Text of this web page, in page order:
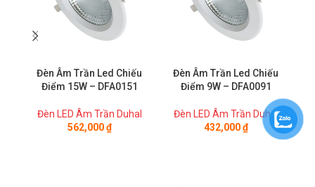
Đèn Âm Trần Led Chiếu
Điểm 15W – DFA0151
Đèn LED Âm Trần Duhal
562,000₫
Đèn Âm Trần Led Chiếu
Điểm 9W – DFA0091
Đèn LED Âm Trần Duhal
432,000₫